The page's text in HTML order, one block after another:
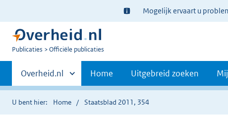
Ter
informatie:
Mogelijk ervaart u
U
Publicaties Officiële publicaties
Primaire
navigatie
Andere
sites
binnen
Overheid.nl Home Uitgebreid zoeken
U bent hier: Home Staatsblad 2011, 354